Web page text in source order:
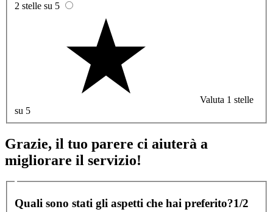
2 stelle su 5
Valuta 1 stelle
su 5
Grazie, il tuo parere ci aiuterà a
migliorare il servizio!
Quali sono stati gli aspetti che hai preferito?1/2